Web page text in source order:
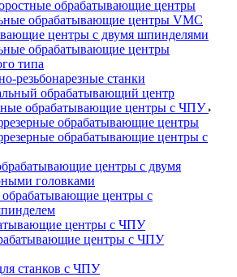
обрабатывающие центры
обрабатывающие центры VMC
центры с двумя шпинделями
обрабатывающие центры
типа
резьбонарезные станки
обрабатывающий центр
обрабатывающие центры с ЧПУ
обрабатывающие центры
обрабатывающие центры с
центры c двумя
головками
центры с
центры с ЧПУ
центры с ЧПУ
станков с ЧПУ